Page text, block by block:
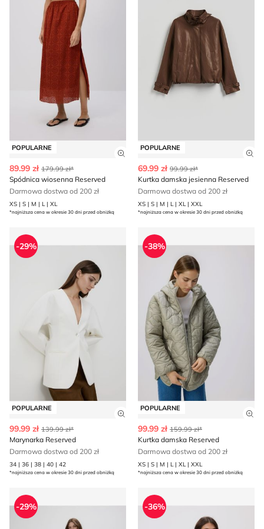
POPULARNE
Zobacz szczegóły produktu
89.99 zł 179.99 zł*
Spódnica wiosenna Reserved
Darmowa dostwa od 200 zł
XS | S | M | L | XL
*najniższa cena w okresie 30 dni przed obniżką
POPULARNE
69.99 zł 99.99 zł*
Kurtka damska jesienna Reserved
Darmowa dostwa od 200 zł
XS | S | M | L | XL | XXL
*najniższa cena w okresie 30 dni przed obniżką
Marynarka Reserved
POPULARNE
-29%
Zobacz szczegóły produktu
99.99 zł 139.99 zł*
Marynarka Reserved
Darmowa dostwa od 200 zł
34 | 36 | 38 | 40 | 42
*najniższa cena w okresie 30 dni przed obniżką
Kurtka damska Reserved
POPULARNE
-38%
99.99 zł 159.99 zł*
Kurtka damska Reserved
Darmowa dostwa od 200 zł
XS | S | M | L | XL | XXL
*najniższa cena w okresie 30 dni przed obniżką
Reserved - Marynarka elegancki
-29%
Marynarka jesienny
-36%